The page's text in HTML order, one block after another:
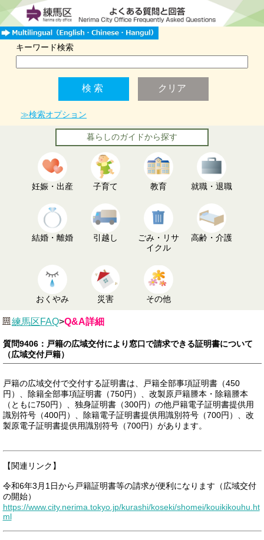
キーワード検索
≫検索オプション
暮らしのガイドから探す
妊娠・出産 子育て 教育 就職・退職
結婚・離婚 引越し
ごみ・リサ
イクル
高齢・介護
おくやみ 災害 その他
練馬区FAQ>Q&A詳細
質問9406：戸籍の広域交付により窓口で請求できる証明書について
（広域交付戸籍）
戸籍の広域交付で交付する証明書は、戸籍全部事項証明書（450
円）、除籍全部事項証明書（750円）、改製原戸籍謄本・除籍謄本
（ともに750円）、独身証明書（300円）の他戸籍電子証明書提供用
識別符号（400円）、除籍電子証明書提供用識別符号（700円）、改
製原電子証明書提供用識別符号（700円）があります。
【関連リンク】
令和6年3月1日から戸籍証明書等の請求が便利になります（広域交付
の開始）
https://www.city.nerima.tokyo.jp/kurashi/koseki/shomei/kouikikouhu.ht
ml